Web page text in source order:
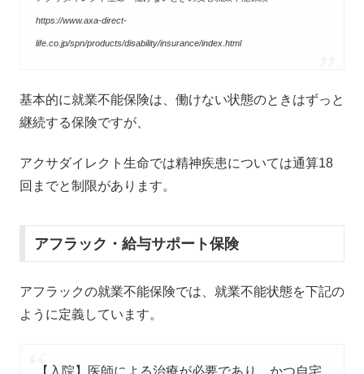
https://www.axa-direct-
life.co.jp/spn/products/disability/insurance/index.html
基本的に就業不能保険は、働けない状態のときはずっと
継続する保険ですが、
アクサダイレクト生命では精神疾患については通算18
回までと制限があります。
アフラック・給与サポート保険
アフラックの就業不能保険では、就業不能状態を下記の
ように定義しています。